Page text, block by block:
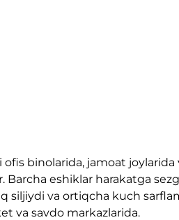
binolarida, jamoat
eshiklar harakatga
siljiydi va ortiqcha kuch
va savdo markazlarida.